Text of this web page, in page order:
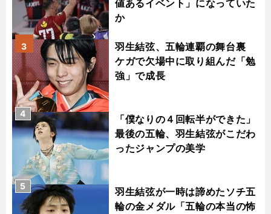
値あるイベント」になっていた
か
羽生結弦、五輪連覇の舞台裏
ケガで欠場中に取り組んだ「勉
強」で成長
3
「僕なりの４回転半ができた」
最後の五輪、羽生結弦がこだわ
ったジャンプの美学
4
羽生結弦が一時は諦めたソチ五
輪の金メダル「五輪の本当の怖
5